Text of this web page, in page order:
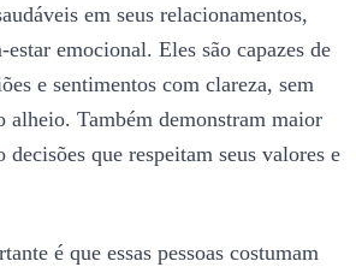
em seus relacionamentos,
estar emocional. Eles são capazes de
e sentimentos com clareza, sem
alheio. Também demonstram maior
que respeitam seus valores e
é que essas pessoas costumam